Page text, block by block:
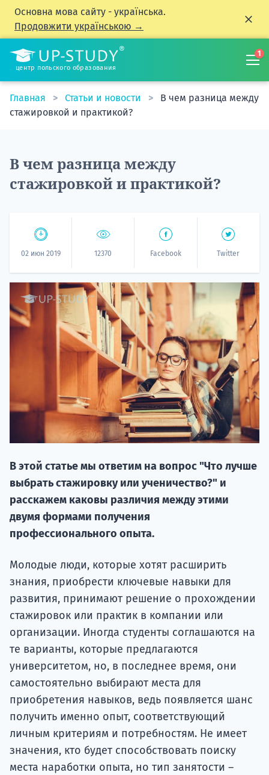
Основна мова сайту - українська.
Продовжити українською →
центр польского образования
1
Главная Статьи и новости
В чем разница между
стажировкой и практикой?
В чем разница между
стажировкой и практикой?
02 июн 2019 12370 Facebook Twitter
В этой статье мы ответим на вопрос "Что лучше
выбрать стажировку или ученичество?" и
расскажем каковы различия между этими
двумя формами получения
профессионального опыта.
Молодые люди, которые хотят расширить
знания, приобрести ключевые навыки для
развития, принимают решение о прохождении
стажировок или практик в компании или
организации. Иногда студенты соглашаются на
те варианты, которые предлагаются
университетом, но, в последнее время, они
самостоятельно выбирают места для
приобретения навыков, ведь появляется шанс
получить именно опыт, соответствующий
личным критериям и потребностям. Не имеет
значения, кто будет способствовать поиску
места наработки опыта, но тип занятости –
20.09
НАБОР